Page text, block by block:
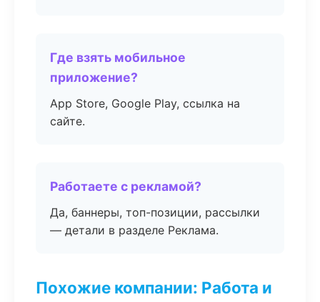
Где взять мобильное
приложение?
App Store, Google Play, ссылка на
сайте.
Работаете с рекламой?
Да, баннеры, топ-позиции, рассылки
— детали в разделе Реклама.
Похожие компании: Работа и